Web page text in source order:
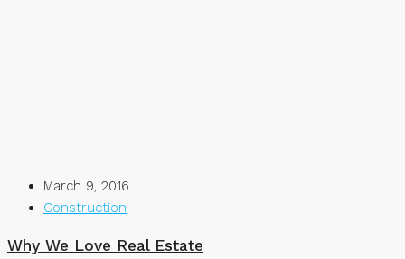
March 9, 2016
Construction
Why We Love Real Estate